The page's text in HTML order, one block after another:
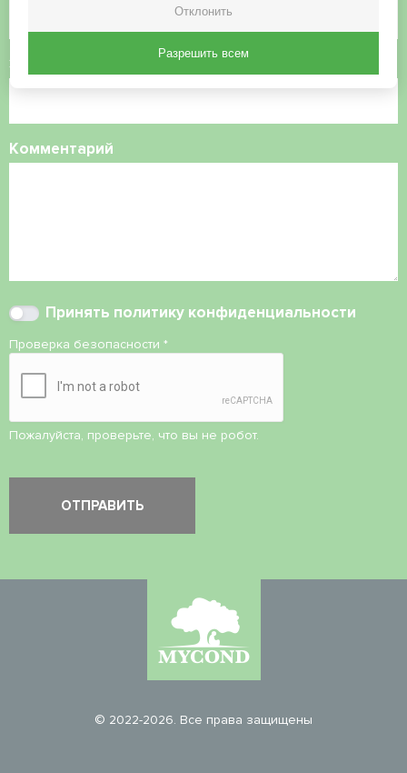
Электронная почта
Комментарий
Принять политику конфиденциальности
Проверка безопасности *
Пожалуйста, проверьте, что вы не робот.
© 2022-2026. Все права защищены
Отклонить
Разрешить всем